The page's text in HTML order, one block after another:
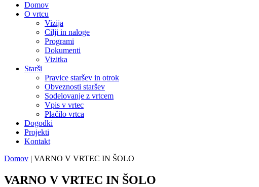
Domov
O vrtcu
Vizija
Cilji in naloge
Programi
Dokumenti
Vizitka
Starši
Pravice staršev in otrok
Obveznosti staršev
Sodelovanje z vrtcem
Vpis v vrtec
Plačilo vrtca
Dogodki
Projekti
Kontakt
Domov | VARNO V VRTEC IN ŠOLO
VARNO V VRTEC IN ŠOLO